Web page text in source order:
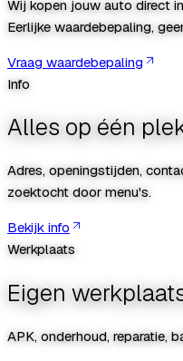
Wij kopen jouw auto direct
Eerlijke waardebepaling,
Vraag waardebepaling
Info
Alles op één
Adres, openingstijden,
zoektocht door menu's.
Bekijk info
Werkplaats
Eigen
APK, onderhoud, reparatie,